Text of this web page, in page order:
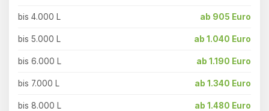
bis 4.000 L ab 905 Euro
bis 5.000 L ab 1.040 Euro
bis 6.000 L ab 1.190 Euro
bis 7.000 L ab 1.340 Euro
bis 8.000 L ab 1.480 Euro